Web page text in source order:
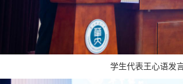
学生代表王心语发